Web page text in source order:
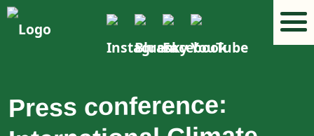
Press conference: